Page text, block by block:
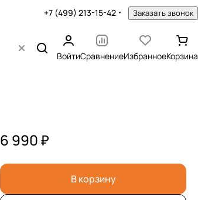
+7 (499) 213-15-42 Заказать звонок
ВойтиСравнениеИзбранноеКорзина
6 990 ₽
В корзину